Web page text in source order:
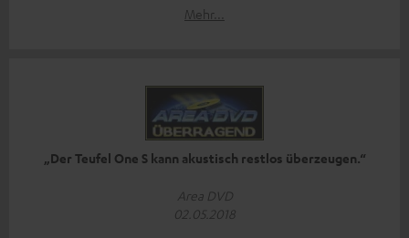
Mehr...
„Der Teufel One S kann akustisch restlos überzeugen.“
Area DVD
02.05.2018